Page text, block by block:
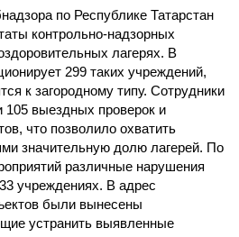
по Республике Татарстан
контрольно-надзорных
лагерях. В
299 таких учреждений,
к загородному типу. Сотрудники
105 выездных проверок и
что позволило охватить
значительную долю лагерей. По
различные нарушения
учреждениях. В адрес
были вынесены
устранить выявленные